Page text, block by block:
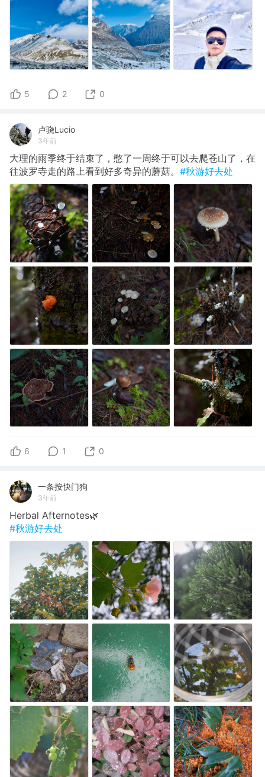
5 2 0
卢骁Lucio
3年前
大理的雨季终于结束了，憋了一周终于可以去爬苍山了，在
往波罗寺走的路上看到好多奇异的蘑菇。 #秋游好去处
6 1 0
一条按快门狗
3年前
Herbal Afternotes🌿
#秋游好去处